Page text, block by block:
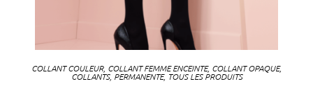
COLLANT COULEUR, COLLANT FEMME ENCEINTE, COLLANT OPAQUE,
COLLANTS, PERMANENTE, TOUS LES PRODUITS